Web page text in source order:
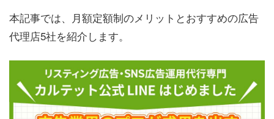
本記事では、月額定額制のメリットとおすすめの広告
代理店5社を紹介します。